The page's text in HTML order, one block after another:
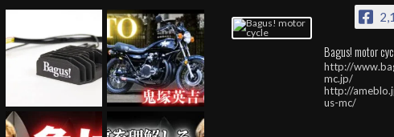
Bagus! motor
http://
mc.jp/
http://
us-mc/